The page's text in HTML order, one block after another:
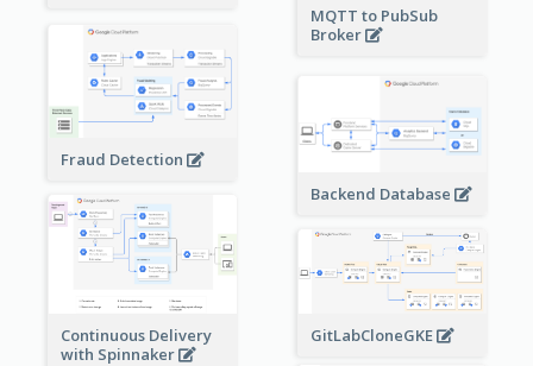
MQTT to PubSub
Broker
Fraud Detection
Backend Database
Continuous Delivery
with Spinnaker
GitLabCloneGKE